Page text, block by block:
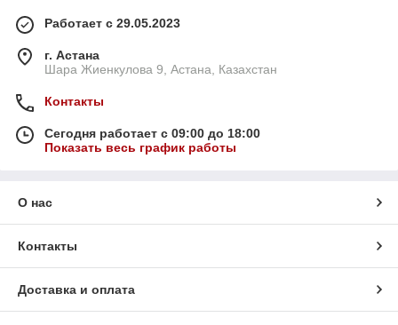
Работает с 29.05.2023
г. Астана
Шара Жиенкулова 9, Астана, Казахстан
Контакты
Сегодня работает с 09:00 до 18:00
Показать весь график работы
О нас
Контакты
Доставка и оплата